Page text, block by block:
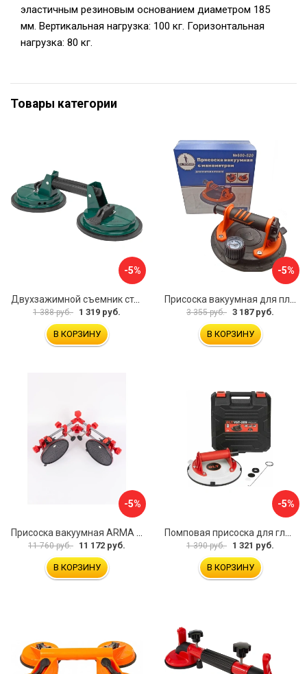
эластичным резиновым основанием диаметром 185
мм. Вертикальная нагрузка: 100 кг. Горизонтальная
нагрузка: 80 кг.
Товары категории
-5%
Двухзажимной съемник стекол Rockforce RF-63404(18564)
1 388 руб. 1 319 руб.
В КОРЗИНУ
-5%
3 355 руб. 3 187 руб.
В КОРЗИНУ
-5%
Присоска вакуумная ARMA P625A
11 760 руб. 11 172 руб.
В КОРЗИНУ
-5%
Помповая присоска для гладкой и шероховатой плитки DLT VST-209 1114
1 390 руб. 1 321 руб.
В КОРЗИНУ